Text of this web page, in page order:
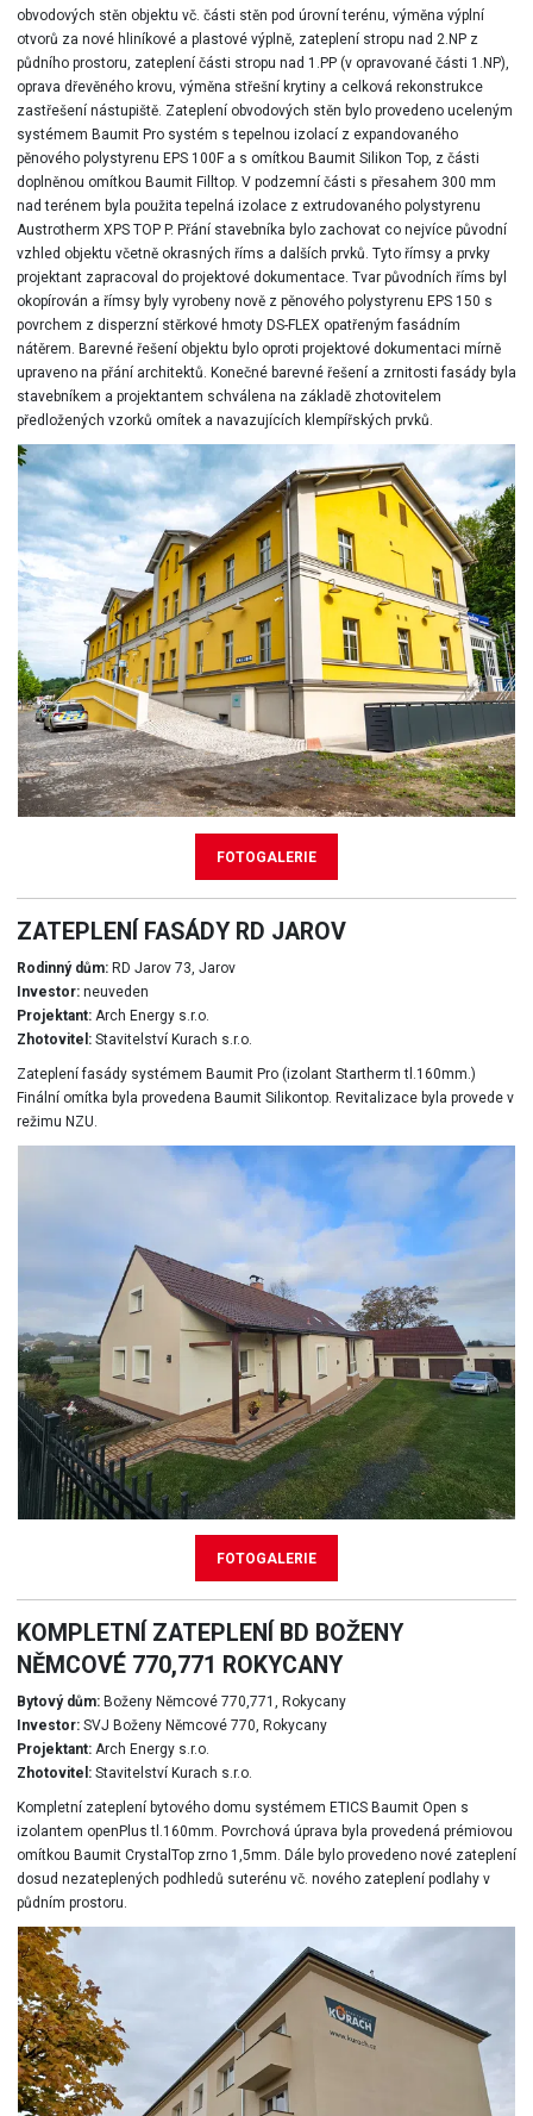
FOTOGALERIE
obvodových stěn objektu vč. části stěn pod úrovní terénu, výměna výplní
otvorů za nové hliníkové a plastové výplně, zateplení stropu nad 2.NP z
půdního prostoru, zateplení části stropu nad 1.PP (v opravované části 1.NP),
oprava dřevěného krovu, výměna střešní krytiny a celková rekonstrukce
zastřešení nástupiště. Zateplení obvodových stěn bylo provedeno uceleným
systémem Baumit Pro systém s tepelnou izolací z expandovaného
pěnového polystyrenu EPS 100F a s omítkou Baumit Silikon Top, z části
doplněnou omítkou Baumit Filltop. V podzemní části s přesahem 300 mm
nad terénem byla použita tepelná izolace z extrudovaného polystyrenu
Austrotherm XPS TOP P. Přání stavebníka bylo zachovat co nejvíce původní
vzhled objektu včetně okrasných říms a dalších prvků. Tyto římsy a prvky
projektant zapracoval do projektové dokumentace. Tvar původních říms byl
okopírován a římsy byly vyrobeny nově z pěnového polystyrenu EPS 150 s
povrchem z disperzní stěrkové hmoty DS-FLEX opatřeným fasádním
nátěrem. Barevné řešení objektu bylo oproti projektové dokumentaci mírně
upraveno na přání architektů. Konečné barevné řešení a zrnitosti fasády byla
stavebníkem a projektantem schválena na základě zhotovitelem
předložených vzorků omítek a navazujících klempířských prvků.
FOTOGALERIE
ZATEPLENÍ FASÁDY RD JAROV
Rodinný dům:RD Jarov 73, Jarov
Investor:neuveden
Projektant:Arch Energy s.r.o.
Zhotovitel:Stavitelství Kurach s.r.o.
Zateplení fasády systémem Baumit Pro (izolant Startherm tl.160mm.)
Finální omítka byla provedena Baumit Silikontop. Revitalizace byla provede v
režimu NZU.
KOMPLETNÍ ZATEPLENÍ BD BOŽENY
NĚMCOVÉ 770,771 ROKYCANY
Bytový dům:Boženy Němcové 770,771, Rokycany
Investor:SVJ Boženy Němcové 770, Rokycany
Projektant:Arch Energy s.r.o.
Zhotovitel:Stavitelství Kurach s.r.o.
Kompletní zateplení bytového domu systémem ETICS Baumit Open s
izolantem openPlus tl.160mm. Povrchová úprava byla provedená prémiovou
omítkou Baumit CrystalTop zrno 1,5mm. Dále bylo provedeno nové zateplení
dosud nezateplených podhledů suterénu vč. nového zateplení podlahy v
půdním prostoru.